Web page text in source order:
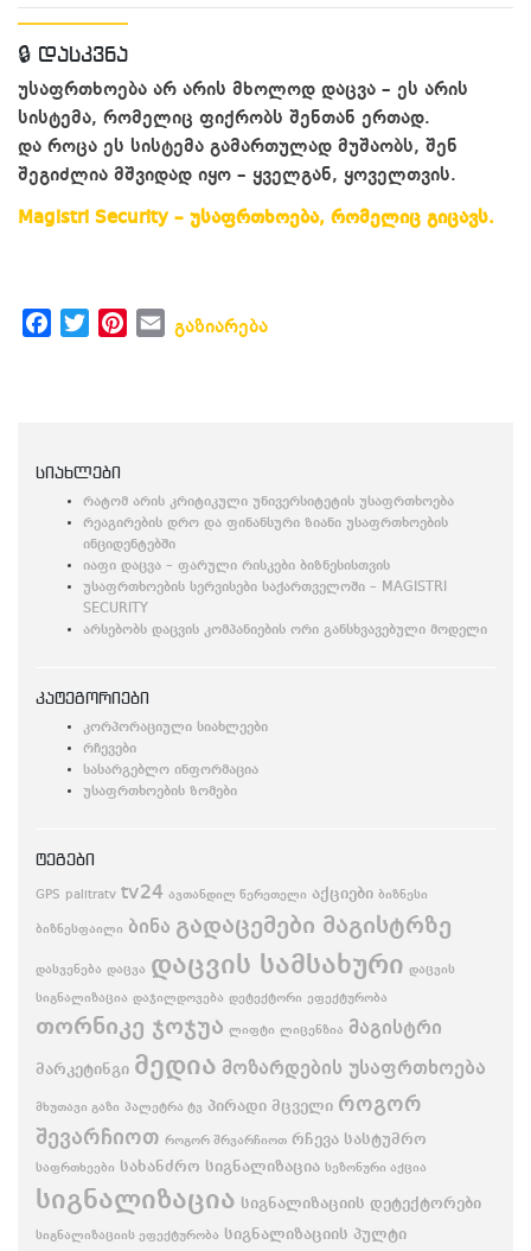
🔒 დასკვნა
უსაფრთხოება არ არის მხოლოდ დაცვა – ეს არის
სისტემა, რომელიც ფიქრობს შენთან ერთად.
და როცა ეს სისტემა გამართულად მუშაობს, შენ
შეგიძლია მშვიდად იყო – ყველგან, ყოველთვის.
Magistri Security – უსაფრთხოება, რომელიც გიცავს.
FacebookTwitterPinterest
Email
გაზიარება
სიახლები
რატომ არის კრიტიკული უნივერსიტეტის უსაფრთხოება
რეაგირების დრო და ფინანსური ზიანი უსაფრთხოების
ინციდენტებში
იაფი დაცვა – ფარული რისკები ბიზნესისთვის
უსაფრთხოების სერვისები საქართველოში – MAGISTRI
SECURITY
არსებობს დაცვის კომპანიების ორი განსხვავებული მოდელი
კატეგორიები
კორპორაციული სიახლეები
რჩევები
სასარგებლო ინფორმაცია
უსაფრთხოების ზომები
ტეგები
GPS palitratv tv24 ავთანდილ წერეთელი აქციები ბიზნესი
ბიზნესფაილი ბინა გადაცემები მაგისტრზე
დასვენება დაცვა დაცვის სამსახური დაცვის
სიგნალიზაცია დაჯილდოვება დეტექტორი ეფექტურობა
თორნიკე ჯოჯუა ლიფტი ლიცენზია მაგისტრი
მარკეტინგი მედია მოზარდების უსაფრთხოება
მხუთავი გაზი პალეტრა ტვ პირადი მცველი როგორ
შევარჩიოთ როგორ შრვარჩიოთ რჩევა სასტუმრო
საფრთხეები სახანძრო სიგნალიზაცია სეზონური აქცია
სიგნალიზაცია სიგნალიზაციის დეტექტორები
სიგნალიზაციის ეფექტურობა სიგნალიზაციის პულტი